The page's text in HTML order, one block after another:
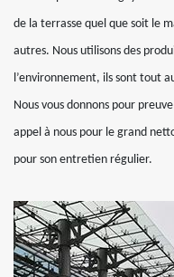
de la terrasse quel que soit le
autres. Nous utilisons des
l’environnement, ils sont tout
Nous vous donnons pour
appel à nous pour le grand
pour son entretien régulier.